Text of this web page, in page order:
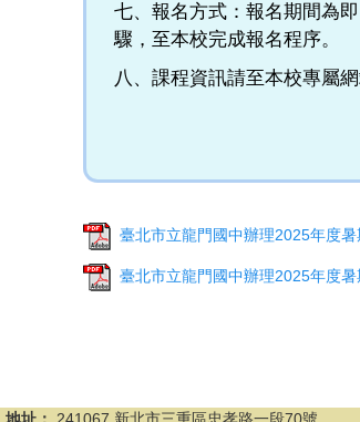
七、報名方式：報名期間為
驟，至本校完成報名程序。
八、課程資訊請至本校專屬
臺北市立龍門國中辦理2025年度
臺北市立龍門國中辦理2025年度